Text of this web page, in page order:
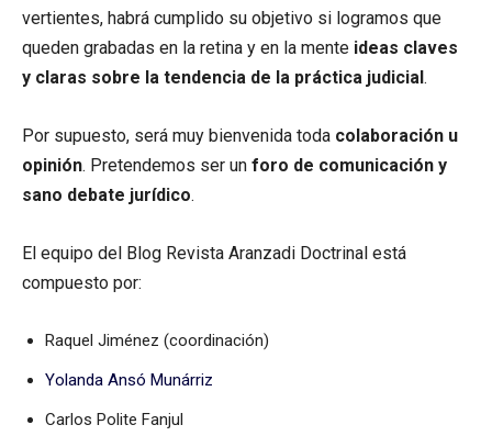
vertientes, habrá cumplido su objetivo si logramos que
queden grabadas en la retina y en la mente ideas claves
y claras sobre la tendencia de la práctica judicial.
Por supuesto, será muy bienvenida toda colaboración u
opinión. Pretendemos ser un foro de comunicación y
sano debate jurídico.
El equipo del Blog Revista Aranzadi Doctrinal está
compuesto por:
Raquel Jiménez (coordinación)
Yolanda Ansó Munárriz
Carlos Polite Fanjul